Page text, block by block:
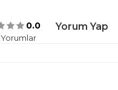
0.0 Yorum Yap
Yorumlar